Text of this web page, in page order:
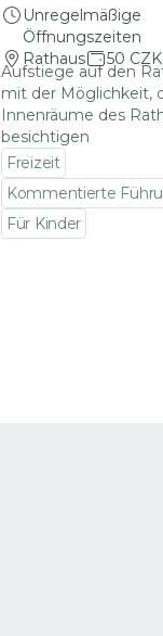
Unregelmäßige
Öffnungszeiten
Rathaus
50 CZK
Aufstiege auf den
mit der Möglichkeit,
Innenräume des
besichtigen
Freizeit
Kommentierte
Für Kinder